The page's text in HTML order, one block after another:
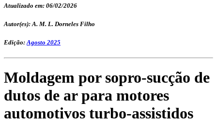
Atualizado em: 06/02/2026
Autor(es): A. M. L. Dorneles Filho
Edição:Agosto 2025
Moldagem por sopro-sucção de
dutos de ar para motores
automotivos turbo-assistidos